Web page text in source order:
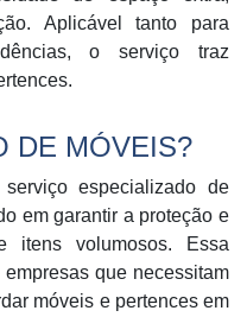
Aplicável tanto para
o serviço traz
DE MÓVEIS?
especializado de
em garantir a proteção e
itens volumosos. Essa
que necessitam
móveis e pertences em